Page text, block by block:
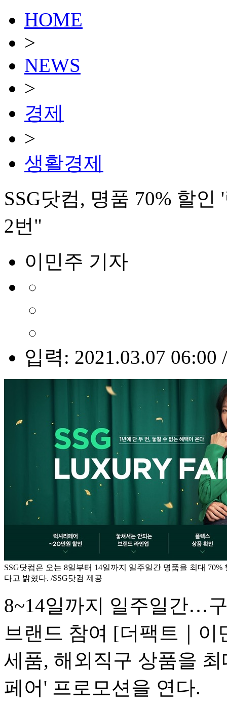
HOME
>
NEWS
>
경제
>
생활경제
SSG닷컴, 명품 70% 할
2번"
이민주 기자
입력: 2021.03.07 06:00
SSG닷컴은 오는 8일부터 14일까지 일주일간 명품을 최대
다고 밝혔다. /SSG닷컴 제공
8~14일까지 일주일간…
브랜드 참여 [더팩트｜이
세품, 해외직구 상품을
페어' 프로모션을 연다.